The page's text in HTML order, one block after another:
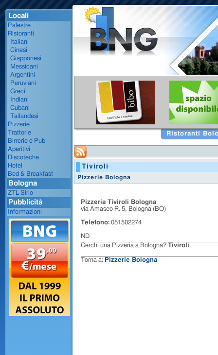
Tiviroli
Pizzerie Bologna
Pizzeria Tiviroli Bologna
via Amaseo R. 5, Bologna (BO)
Telefono: 051502274
ND
Cerchi una Pizzeria a Bologna? Tiviroli.
Torna a: Pizzerie Bologna
Locali
Palestre
Ristoranti
Italiani
Cinesi
Giapponesi
Messicani
Argentini
Peruviani
Greci
Indiani
Cubani
Tailandesi
Pizzerie
Trattorie
Birrerie e Pub
Aperitivi
Discoteche
Hotel
Bed & Breakfast
Bologna
ZTL Sirio
Pubblicità
Informazioni
Ristoranti